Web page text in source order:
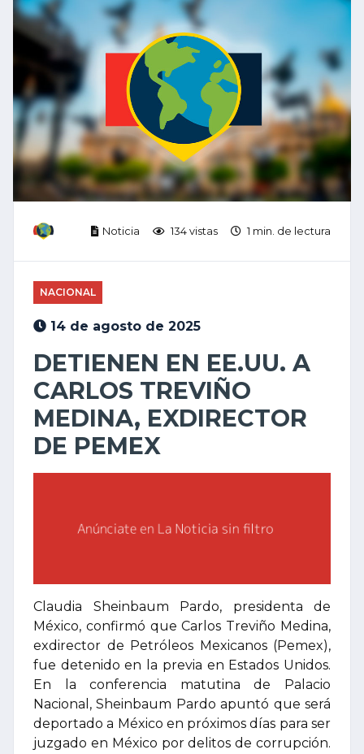
Noticia 134 vistas 1 min. de lectura
NACIONAL
14 de agosto de 2025
DETIENEN EN EE.UU. A
CARLOS TREVIÑO
MEDINA, EXDIRECTOR
DE PEMEX
Claudia Sheinbaum Pardo, presidenta de
México, confirmó que Carlos Treviño Medina,
exdirector de Petróleos Mexicanos (Pemex),
fue detenido en la previa en Estados Unidos.
En la conferencia matutina de Palacio
Nacional, Sheinbaum Pardo apuntó que será
deportado a México en próximos días para ser
juzgado en México por delitos de corrupción.